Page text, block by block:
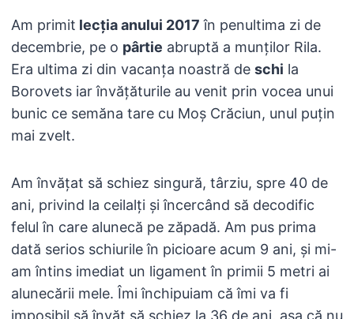
Am primit lecția anului 2017 în penultima zi de
decembrie, pe o pârtie abruptă a munților Rila.
Era ultima zi din vacanța noastră de schi la
Borovets iar învățăturile au venit prin vocea unui
bunic ce semăna tare cu Moș Crăciun, unul puțin
mai zvelt.
Am învățat să schiez singură, târziu, spre 40 de
ani, privind la ceilalți și încercând să decodific
felul în care alunecă pe zăpadă. Am pus prima
dată serios schiurile în picioare acum 9 ani, și mi-
am întins imediat un ligament în primii 5 metri ai
alunecării mele. Îmi închipuiam că îmi va fi
imposibil să învăț să schiez la 36 de ani, așa că nu